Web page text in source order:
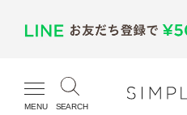
MENU SEARCH